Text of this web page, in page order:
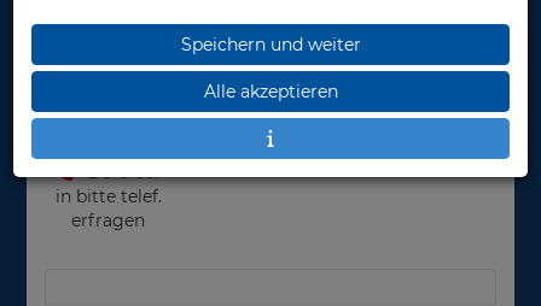
Herstellerpreis: 479,00 €
ab 399,00 €*
Lieferbar
in bitte telef.
erfragen
Speichern und weiter
Alle akzeptieren